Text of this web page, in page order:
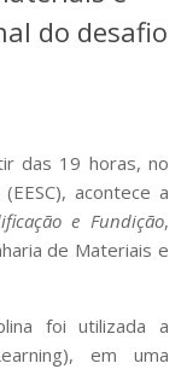
do desafio
das 19 horas, no
acontece a
e Fundição,
de Materiais e
foi utilizada a
em uma